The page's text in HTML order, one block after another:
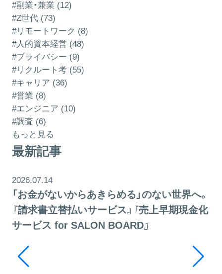
#副業・兼業 (12)
#Z世代 (73)
#リモートワーク (8)
#人的資本経営 (48)
#プライバシー (9)
#リクルート考 (55)
#キャリア (36)
#営業 (8)
#エンジニア (10)
#調査 (6)
もっと見る
最新記事
2026.07.14
「お金がないからあきらめる」のない世界へ。
『請求書立替払いサービス』『売上早期現金化
サービス for SALON BOARD』